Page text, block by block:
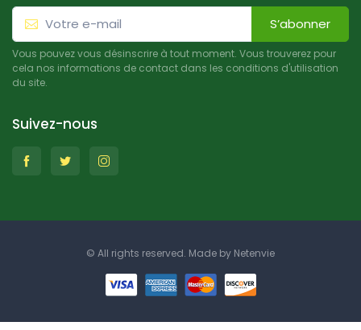
S’abonner
Vous pouvez vous désinscrire à tout moment. Vous trouverez pour
cela nos informations de contact dans les conditions d'utilisation
du site.
Suivez-nous
© All rights reserved. Made by Netenvie